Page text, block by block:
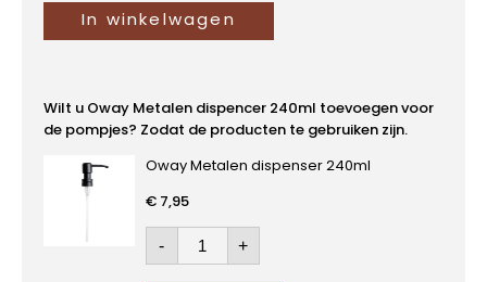
In winkelwagen
Wilt u Oway Metalen dispencer 240ml toevoegen voor
de pompjes? Zodat de producten te gebruiken zijn.
Oway Metalen dispenser 240ml
€7,95
- +